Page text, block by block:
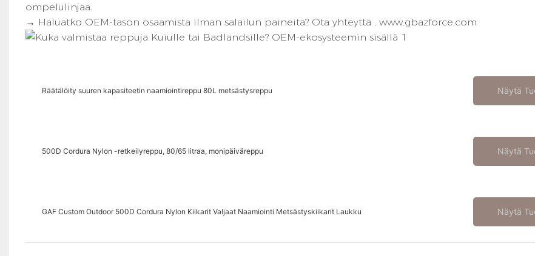
ompelulinjaa.
→ Haluatko OEM-tason osaamista ilman salailun paineita? Ota yhteyttä . www.gbazforce.com
Räätälöity suuren kapasiteetin naamiointireppu 80L metsästysreppu Näytä
500D Cordura Nylon -retkeilyreppu, 80/65 litraa, monipäiväreppu Näytä
GAF Custom Outdoor 500D Cordura Nylon Kiikarit Valjaat Naamiointi Metsästyskiikarit Laukku Näytä